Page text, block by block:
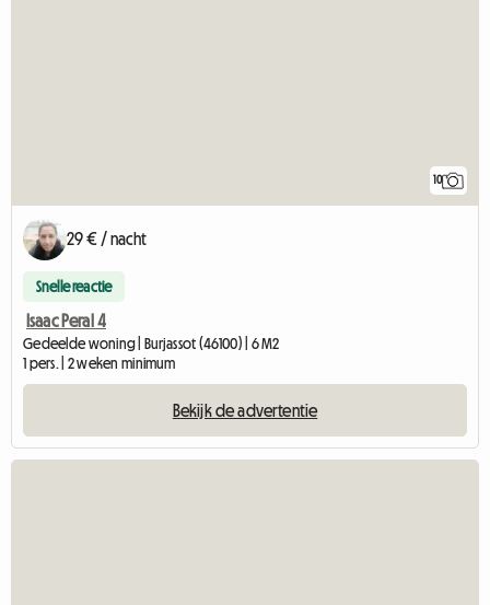
10
29 € / nacht
Snelle reactie
Isaac Peral 4
Gedeelde woning | Burjassot (46100) | 6 M2
1 pers. | 2 weken minimum
Bekijk de advertentie